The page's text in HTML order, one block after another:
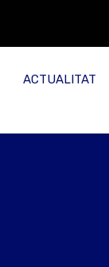
ACTUALITAT